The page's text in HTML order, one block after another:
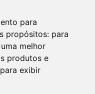
para
propósitos: para
melhor
produtos e
para exibir